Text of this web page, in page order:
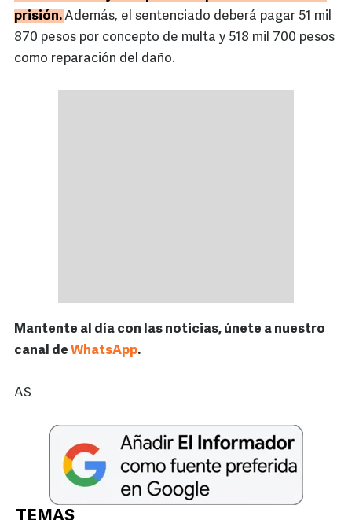
prisión.Además, el sentenciado deberá pagar 51 mil
870 pesos por concepto de multa y 518 mil 700 pesos
como reparación del daño.
Mantente al día con las noticias, únete a nuestro
canal de WhatsApp.
AS